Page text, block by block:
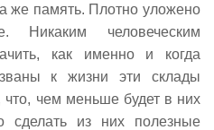
же память. Плотно уложено
Никаким человеческим
как именно и когда
к жизни эти склады
чем меньше будет в них
из них полезные